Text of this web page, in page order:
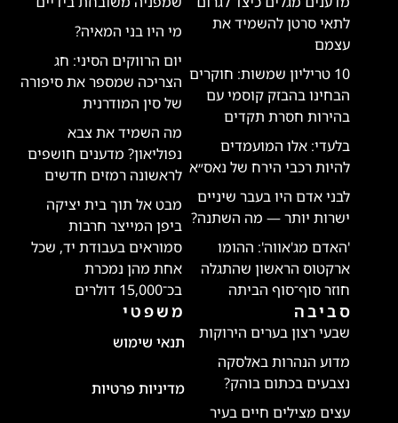
לתאי סרטן להשמיד את
עצמם
10 טריליון שמשות: חוקרים
הבחינו בהבזק קוסמי עם
בהירות חסרת תקדים
בלעדי: אלו המועמדים
להיות רכבי הירח של נאס״א
לבני אדם היו בעבר שיניים
ישרות יותר — מה השתנה?
'האדם מג'אווה': ההומו
ארקטוס הראשון שהתגלה
חוזר סוף־סוף הביתה
מי היו בני המאיה?
יום הרווקים הסיני: חג
הצריכה שמספר את סיפורה
של סין המודרנית
מה השמיד את צבא
נפוליאון? מדענים חושפים
לראשונה רמזים חדשים
מבט אל תוך בית יציקה
ביפן המייצר חרבות
סמוראים בעבודת יד, שכל
אחת מהן נמכרת
בכ־15,000 דולרים
סביבה
שבעי רצון בערים הירוקות
מדוע הנהרות באלסקה
נצבעים בכתום בוהק?
עצים מצילים חיים בעיר
משפטי
תנאי שימוש
מדיניות פרטיות